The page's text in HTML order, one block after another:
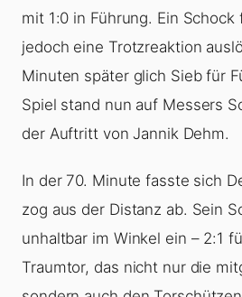
mit 1:0 in Führung. Ein
jedoch eine Trotzreaktion
Minuten später glich Sieb für
Spiel stand nun auf Messers
der Auftritt von Jannik Dehm.
In der 70. Minute fasste sich
zog aus der Distanz ab. Sein
unhaltbar im Winkel ein – 2:1
Traumtor, das nicht nur die